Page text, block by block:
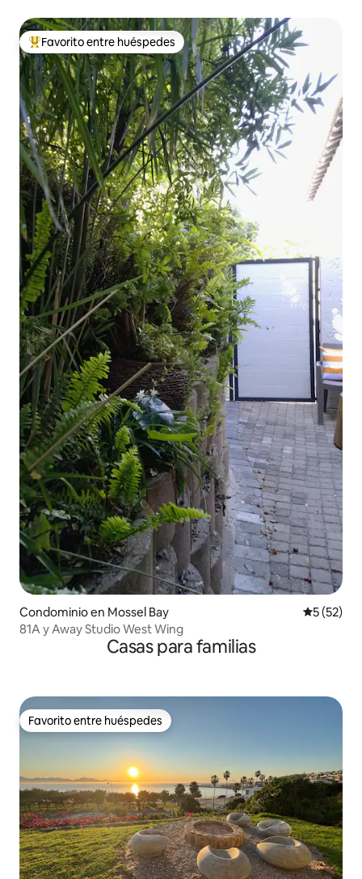
De los mejores en Favorito entre huéspedes
Favorito entre huéspedes
Condominio en Mossel Bay
5 (52)
81A y Away Studio West Wing
Casas para familias
Favorito entre huéspedes
Favorito entre huéspedes